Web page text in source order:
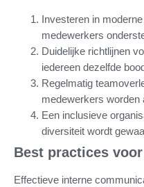
Investeren in
medewerkers
Duidelijke richtlijnen
iedereen dezelfde
Regelmatig
medewerkers worden
Een inclusieve
diversiteit wordt
Best practices
Effectieve interne